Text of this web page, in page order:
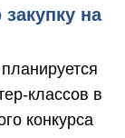
на
классов в
конкурса